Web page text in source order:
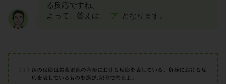
る反応ですね。
よって、答えは、
ア となります。